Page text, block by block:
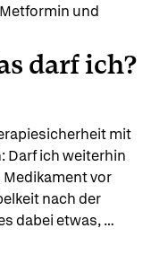
darf ich?
mit
Darf ich weiterhin
Medikament vor
nach der
dabei etwas,
1-
und